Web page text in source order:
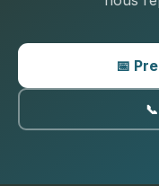
📅